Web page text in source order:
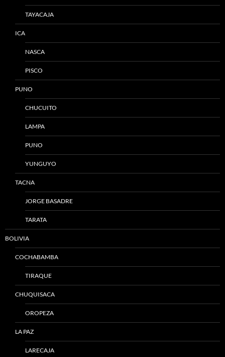
TAYACAJA
ICA
NASCA
PISCO
PUNO
CHUCUITO
LAMPA
PUNO
YUNGUYO
TACNA
JORGE BASADRE
TARATA
BOLIVIA
COCHABAMBA
TIRAQUE
CHUQUISACA
OROPEZA
LA PAZ
LARECAJA